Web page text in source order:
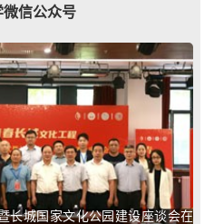
信公众号
长城国家文化公园建设座谈会在